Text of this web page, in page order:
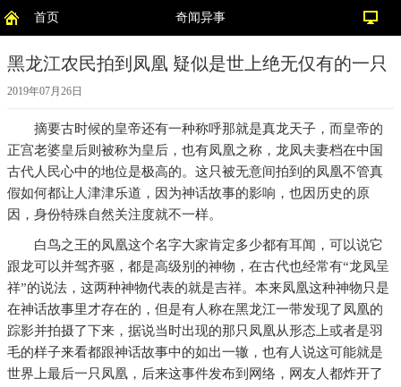
首页 奇闻异事
黑龙江农民拍到凤凰 疑似是世上绝无仅有的一只
2019年07月26日
摘要古时候的皇帝还有一种称呼那就是真龙天子，而皇帝的
正宫老婆皇后则被称为皇后，也有凤凰之称，龙凤夫妻档在中国
古代人民心中的地位是极高的。这只被无意间拍到的凤凰不管真
假如何都让人津津乐道，因为神话故事的影响，也因历史的原
因，身份特殊自然关注度就不一样。
白鸟之王的凤凰这个名字大家肯定多少都有耳闻，可以说它
跟龙可以并驾齐驱，都是高级别的神物，在古代也经常有“龙凤呈
祥”的说法，这两种神物代表的就是吉祥。本来凤凰这种神物只是
在神话故事里才存在的，但是有人称在黑龙江一带发现了凤凰的
踪影并拍摄了下来，据说当时出现的那只凤凰从形态上或者是羽
毛的样子来看都跟神话故事中的如出一辙，也有人说这可能就是
世界上最后一只凤凰，后来这事件发布到网络，网友人都炸开了